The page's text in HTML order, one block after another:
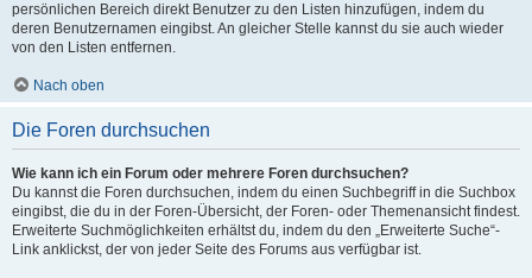
persönlichen Bereich direkt Benutzer zu den Listen hinzufügen, indem du
deren Benutzernamen eingibst. An gleicher Stelle kannst du sie auch wieder
von den Listen entfernen.
Nach oben
Die Foren durchsuchen
Wie kann ich ein Forum oder mehrere Foren durchsuchen?
Du kannst die Foren durchsuchen, indem du einen Suchbegriff in die Suchbox
eingibst, die du in der Foren-Übersicht, der Foren- oder Themenansicht findest.
Erweiterte Suchmöglichkeiten erhältst du, indem du den „Erweiterte Suche“-
Link anklickst, der von jeder Seite des Forums aus verfügbar ist.